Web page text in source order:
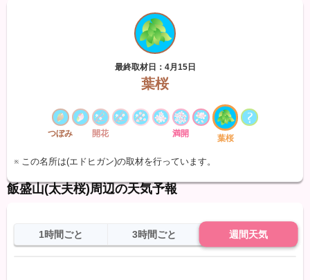
最終取材日：4月15日
葉桜
つぼみ 開花 満開 葉桜
※ この名所は(エドヒガン)の取材を行っています。
飯盛山(太夫桜)周辺の天気予報
1時間ごと 3時間ごと 週間天気